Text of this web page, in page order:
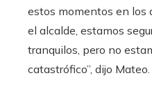
estos momentos en los
el alcalde, estamos
tranquilos, pero no
catastrófico”, dijo Mateo.